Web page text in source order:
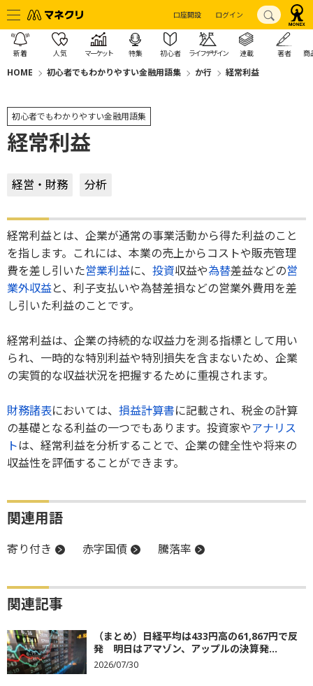
口座開設 ログイン
新着 人気 マーケット 特集 初心者 ライフデザイン 連載 著者 商
HOME 初心者でもわかりやすい金融用語集 か行 経常利益
初心者でもわかりやすい金融用語集
経常利益
経営・財務 分析
経常利益とは、企業が通常の事業活動から得た利益のこと
を指します。これには、本業の売上からコストや販売管理
費を差し引いた営業利益に、 投資収益や為替差益などの営
業外収益と、利子支払いや為替差損などの営業外費用を差
し引いた利益のことです。
経常利益は、企業の持続的な収益力を測る指標として用い
られ、一時的な特別利益や特別損失を含まないため、企業
の実質的な収益状況を把握するために重視されます。
財務諸表においては、 損益計算書に記載され、税金の計算
の基礎となる利益の一つでもあります。投資家やアナリス
トは、経常利益を分析することで、企業の健全性や将来の
収益性を評価することができます。
関連用語
寄り付き 赤字国債 騰落率
関連記事
（まとめ）日経平均は433円高の61,867円で反
発 明日はアマゾン、アップルの決算発...
2026/07/30